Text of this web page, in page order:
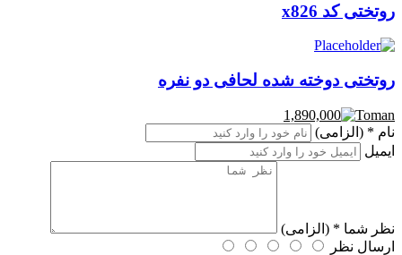
روتختی کد x826
روتختی دوخته شده لحافی دو نفره
1,890,000
نام * (الزامی)
ایمیل
نظر شما * (الزامی)
ارسال نظر